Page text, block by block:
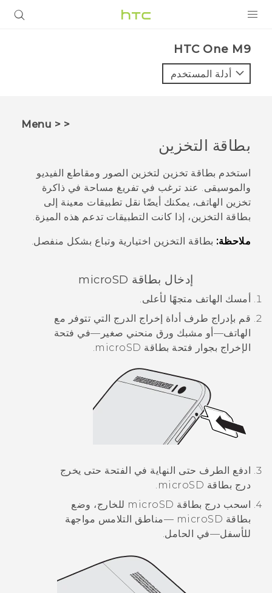
VIVE
VIVERSE
البرامج + التطبيقات
الدعم
أجهزة HTC والملحقات
HTC One M9‎
أدلة المستخدم
< < Menu
بطاقة التخزين
استخدم بطاقة تخزين لتخزين الصور ومقاطع الفيديو
والموسيقى. عند ترغب في تفريغ مساحة في ذاكرة
تخزين الهاتف، يمكنك أيضًا نقل تطبيقات معينة إلى
بطاقة التخزين، إذا كانت التطبيقات تدعم هذه الميزة.
ملاحظة: بطاقة التخزين اختيارية وتباع بشكل منفصل.
إدخال بطاقة microSD
أمسك الهاتف متجهًا لأعلى.
قم بإدراج طرف أداة إخراج الدرج التي تتوفر مع
الهاتف—أو مشبك ورق منحني صغير—في فتحة
الإخراج بجوار فتحة بطاقة microSD
.
ادفع الطرف حتى النهاية في الفتحة حتى يخرج
درج بطاقة microSD
.
اسحب درج بطاقة microSD للخارج، وضع
بطاقة microSD —مناطق التلامس مواجهة
للأسفل—في الحامل.